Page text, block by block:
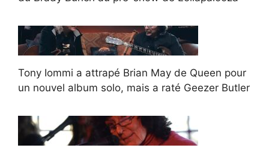
Tony Iommi a attrapé Brian May de Queen pour
un nouvel album solo, mais a raté Geezer Butler